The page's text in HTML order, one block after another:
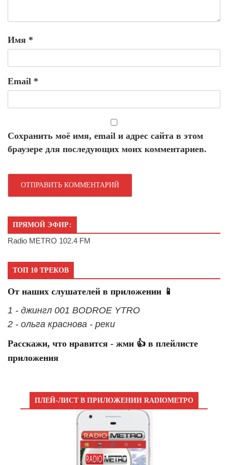
Имя *
Email *
Сохранить моё имя, email и адрес сайта в этом
браузере для последующих моих комментариев.
ПРЯМОЙ ЭФИР:
Radio METRO 102.4 FM
ТОП 10 ТРЕКОВ
От наших слушателей в приложении 📱
1 - джингл 001 BODROE YTRO
2 - ольга краснова - реки
Расскажи, что нравится - жми 👍 в плейлисте
приложения
ПЛЕЙ-ЛИСТ В ПРИЛОЖЕНИИ RADIOМЕТРО